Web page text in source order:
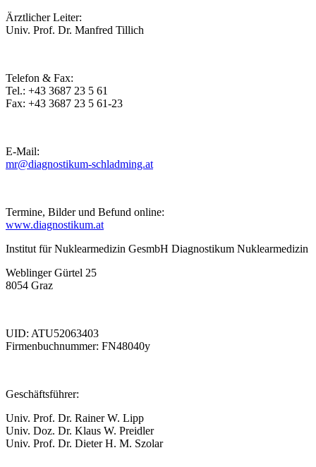
Ärztlicher Leiter:
Univ. Prof. Dr. Manfred Tillich
Telefon & Fax:
Tel.: +43 3687 23 5 61
Fax: +43 3687 23 5 61-23
E-Mail:
mr@diagnostikum-schladming.at
Termine, Bilder und Befund online:
www.diagnostikum.at
Institut für Nuklearmedizin GesmbH Diagnostikum Nuklearmedizin
Weblinger Gürtel 25
8054 Graz
UID: ATU52063403
Firmenbuchnummer: FN48040y
Geschäftsführer:
Univ. Prof. Dr. Rainer W. Lipp
Univ. Doz. Dr. Klaus W. Preidler
Univ. Prof. Dr. Dieter H. M. Szolar